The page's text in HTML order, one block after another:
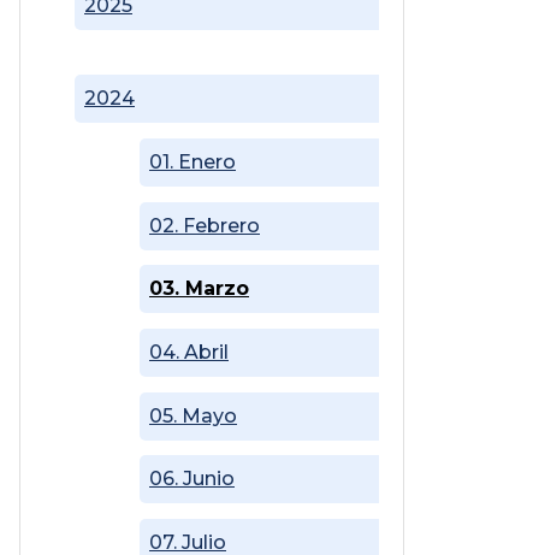
2024
01. Enero
02. Febrero
03. Marzo
04. Abril
05. Mayo
06. Junio
07. Julio
2025